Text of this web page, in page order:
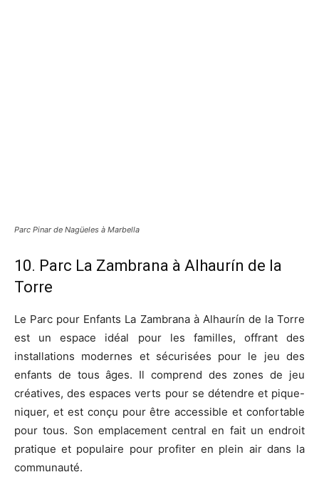
Parc Pinar de Nagüeles à Marbella
10. Parc La Zambrana à Alhaurín de la
Torre
Le Parc pour Enfants La Zambrana à Alhaurín de la Torre
est un espace idéal pour les familles, offrant des
installations modernes et sécurisées pour le jeu des
enfants de tous âges. Il comprend des zones de jeu
créatives, des espaces verts pour se détendre et pique-
niquer, et est conçu pour être accessible et confortable
pour tous. Son emplacement central en fait un endroit
pratique et populaire pour profiter en plein air dans la
communauté.